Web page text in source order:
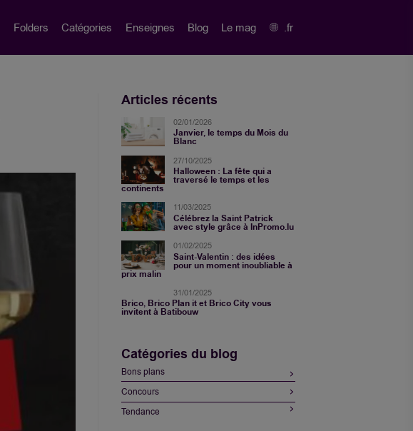
Folders Catégories Enseignes Blog Le mag .fr
Articles récents
02/01/2026
Janvier, le temps du Mois du
Blanc
27/10/2025
Halloween : La fête qui a
traversé le temps et les
continents
11/03/2025
Célébrez la Saint Patrick
avec style grâce à InPromo.lu
01/02/2025
Saint-Valentin : des idées
pour un moment inoubliable à
prix malin
31/01/2025
Brico, Brico Plan it et Brico City vous
invitent à Batibouw
Catégories du blog
Bons plans
Concours
Tendance